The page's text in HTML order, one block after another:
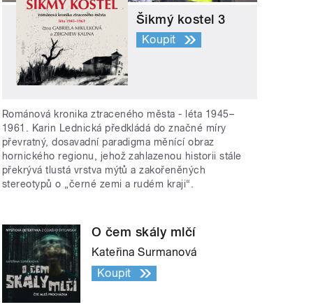
Šikmý kostel 3
Koupit
Románová kronika ztraceného města - léta 1945–
1961. Karin Lednická předkládá do značné míry
převratný, dosavadní paradigma měnící obraz
hornického regionu, jehož zahlazenou historii stále
překrývá tlustá vrstva mýtů a zakořeněných
stereotypů o „černé zemi a rudém kraji“.
O čem skály mlčí
Kateřina Surmanová
Koupit